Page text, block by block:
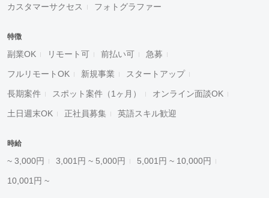
カスタマーサクセス フォトグラファー
特徴
副業OK リモート可 前払い可 急募
フルリモートOK 新規事業 スタートアップ
長期案件 スポット案件（1ヶ月） オンライン面談OK
土日週末OK 正社員募集 英語スキル歓迎
時給
~ 3,000円 3,001円 ~ 5,000円 5,001円 ~ 10,000円
10,001円 ~